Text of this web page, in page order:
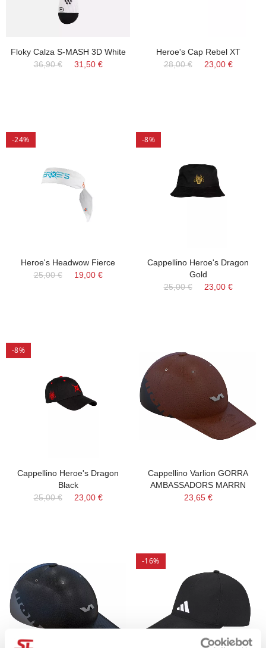
Floky Calza S-MASH 3D White
36,90 €
31,50 €
Heroe's Cap Rebel XT
28,00 €
23,00 €
-24%
Heroe's Headwow Fierce
25,00 €
19,00 €
-8%
Cappellino Heroe's Dragon
Gold
25,00 €
23,00 €
-8%
Cappellino Heroe's Dragon
Black
25,00 €
23,00 €
Cappellino Varlion GORRA
AMBASSADORS MARRN
23,65 €
-16%